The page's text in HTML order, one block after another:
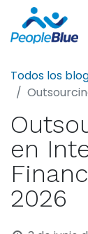
Todos los
Outsourcing de
en
2026